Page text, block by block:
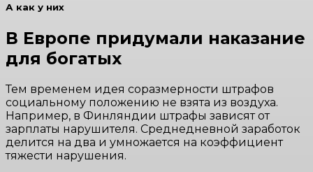
А как у них
В Европе придумали наказание
для богатых
Тем временем идея соразмерности штрафов
социальному положению не взята из воздуха.
Например, в Финляндии штрафы зависят от
зарплаты нарушителя. Среднедневной заработок
делится на два и умножается на коэффициент
тяжести нарушения.